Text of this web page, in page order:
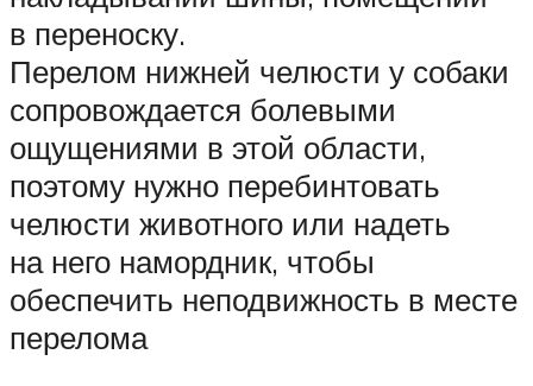
в переноску.
Перелом нижней челюсти у собаки
сопровождается болевыми
ощущениями в этой области,
поэтому нужно перебинтовать
челюсти животного или надеть
на него намордник, чтобы
обеспечить неподвижность в месте
перелома